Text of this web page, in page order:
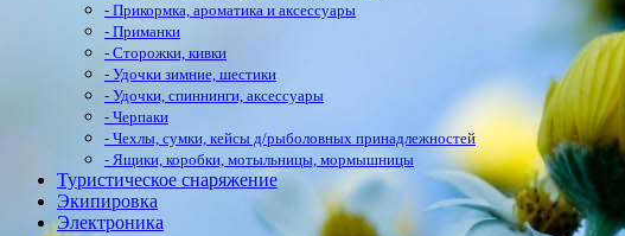
- Прикормка, ароматика и аксессуары
- Приманки
- Сторожки, кивки
- Удочки зимние, шестики
- Удочки, спиннинги, аксессуары
- Черпаки
- Чехлы, сумки, кейсы д/рыболовных принадлежностей
- Ящики, коробки, мотыльницы, мормышницы
Туристическое снаряжение
Экипировка
Электроника